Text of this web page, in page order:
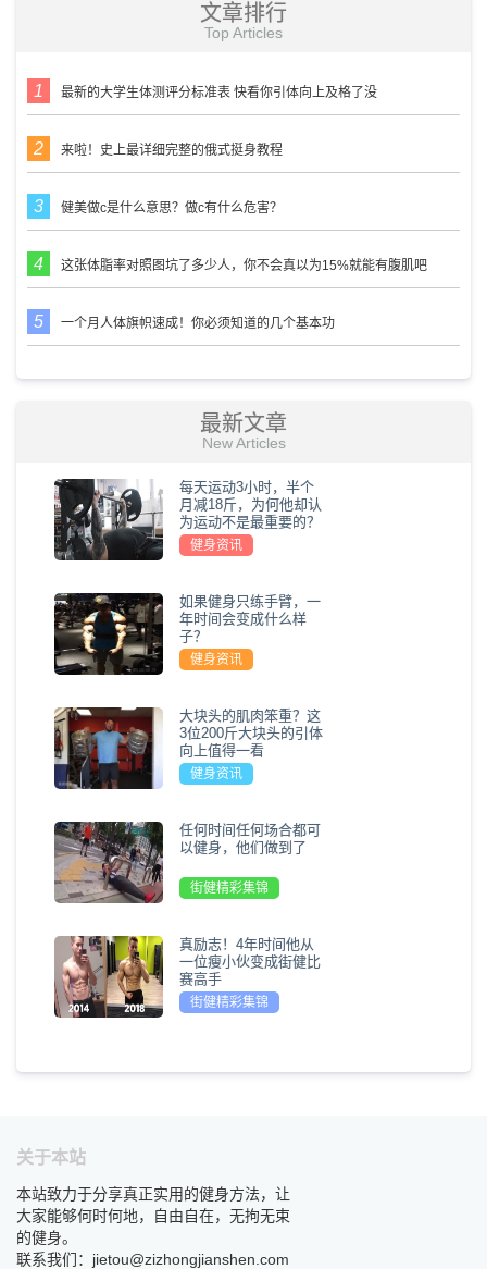
文章排行
Top Articles
最新的大学生体测评分标准表 快看你引体向上及格了没
来啦！史上最详细完整的俄式挺身教程
健美做c是什么意思？做c有什么危害？
这张体脂率对照图坑了多少人，你不会真以为15%就能有腹肌吧
一个月人体旗帜速成！你必须知道的几个基本功
最新文章
New Articles
每天运动3小时，半个
月减18斤，为何他却认
为运动不是最重要的？
健身资讯
如果健身只练手臂，一
年时间会变成什么样
子？
健身资讯
大块头的肌肉笨重？这
3位200斤大块头的引体
向上值得一看
健身资讯
任何时间任何场合都可
以健身，他们做到了
街健精彩集锦
真励志！4年时间他从
一位瘦小伙变成街健比
赛高手
街健精彩集锦
关于本站
本站致力于分享真正实用的健身方法，让
大家能够何时何地，自由自在，无拘无束
的健身。
联系我们：jietou@zizhongjianshen.com